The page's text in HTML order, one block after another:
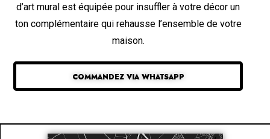
d’art mural est équipée pour insuffler à votre décor un
ton complémentaire qui rehausse l’ensemble de votre
maison.
COMMANDEZ VIA WHATSAPP